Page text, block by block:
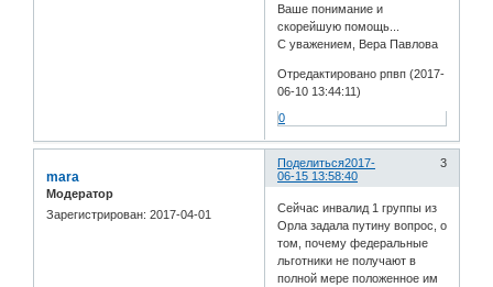
Ваше понимание и
скорейшую помощь...
С уважением, Вера Павлова
Отредактировано рпвп (2017-
06-10 13:44:11)
0
Поделиться 3
2017-
06-15 13:58:40
mara
Модератор
Зарегистрирован: 2017-04-01
Сейчас инвалид 1 группы из
Орла задала путину вопрос, о
том, почему федеральные
льготники не получают в
полной мере положенное им